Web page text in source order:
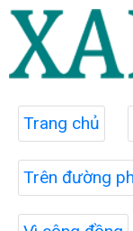
Trang chủ
Trên đường